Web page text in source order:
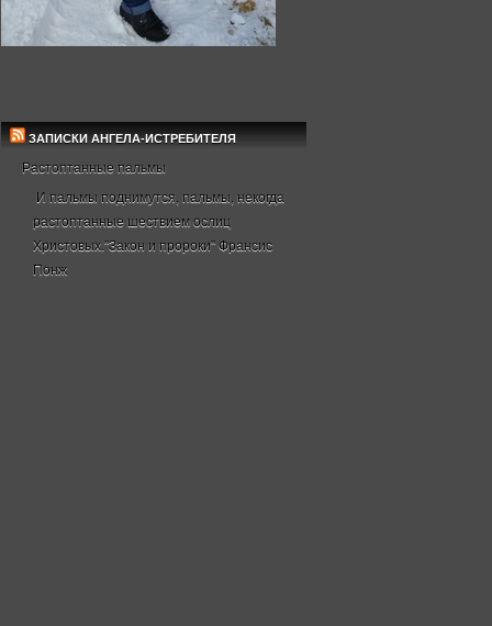
ЗАПИСКИ АНГЕЛА-ИСТРЕБИТЕЛЯ
Растоптанные пальмы
И пальмы поднимутся, пальмы, некогда
растоптанные шествием ослиц
Христовых."Закон и пророки" Франсис
Понж